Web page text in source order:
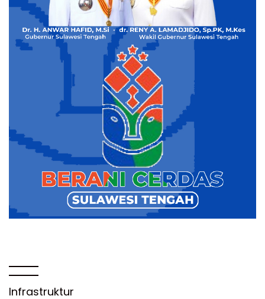
Infrastruktur